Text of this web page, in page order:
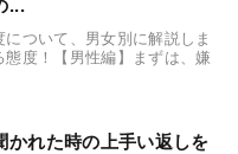
...
ついて、男女別に解説しま
度！【男性編】まずは、嫌
かれた時の上手い返しを